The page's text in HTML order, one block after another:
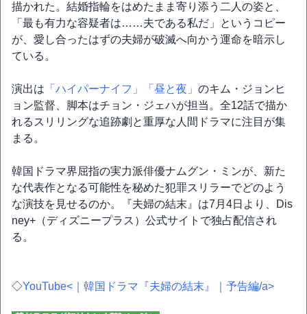
描かれた。結婚指輪をはめたまま寄り添う二人の姿と、
「最も有力な容疑者は……夫である私だ」というコピー
が、愛し合ったはずの夫婦が破滅へ向かう運命を暗示し
ている。
演出は 「ハイパーナイフ」 「昼と夜」 のキム・ジョンヒ
ョン監督、脚本はチョン・ジェハが担当。全12話で描か
れるスリリングな追跡劇と重厚な人間ドラマに注目が集
まる。
韓国ドラマ界屈指の実力派俳優ナムグン・ミンが、新た
な代表作となる可能性を秘めた犯罪スリラーでどのよう
な演技を見せるのか。『夫婦の結末』は7月4日より、Dis
ney+（ディズニープラス）公式サイトで独占配信され
る。
◇YouTube<｜韓国ドラマ『夫婦の結末』｜予告編/a>